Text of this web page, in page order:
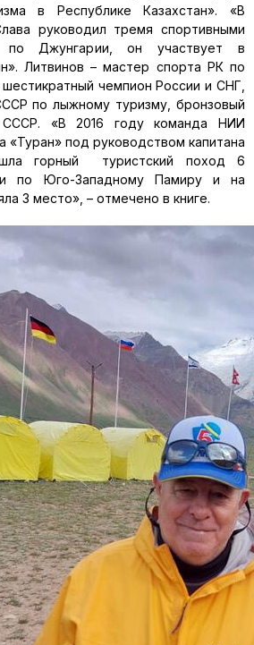
в Республике Казахстан». «В
руководил тремя спортивными
по Джунгарии, он участвует в
Литвинов – мастер спорта РК по
чемпион России и СНГ,
по лыжному туризму, бронзовый
СССР. «В 2016 году команда НИИ
«Туран» под руководством капитана
горный туристский поход 6
по Юго-Западному Памиру и на
3 место», – отмечено в книге.